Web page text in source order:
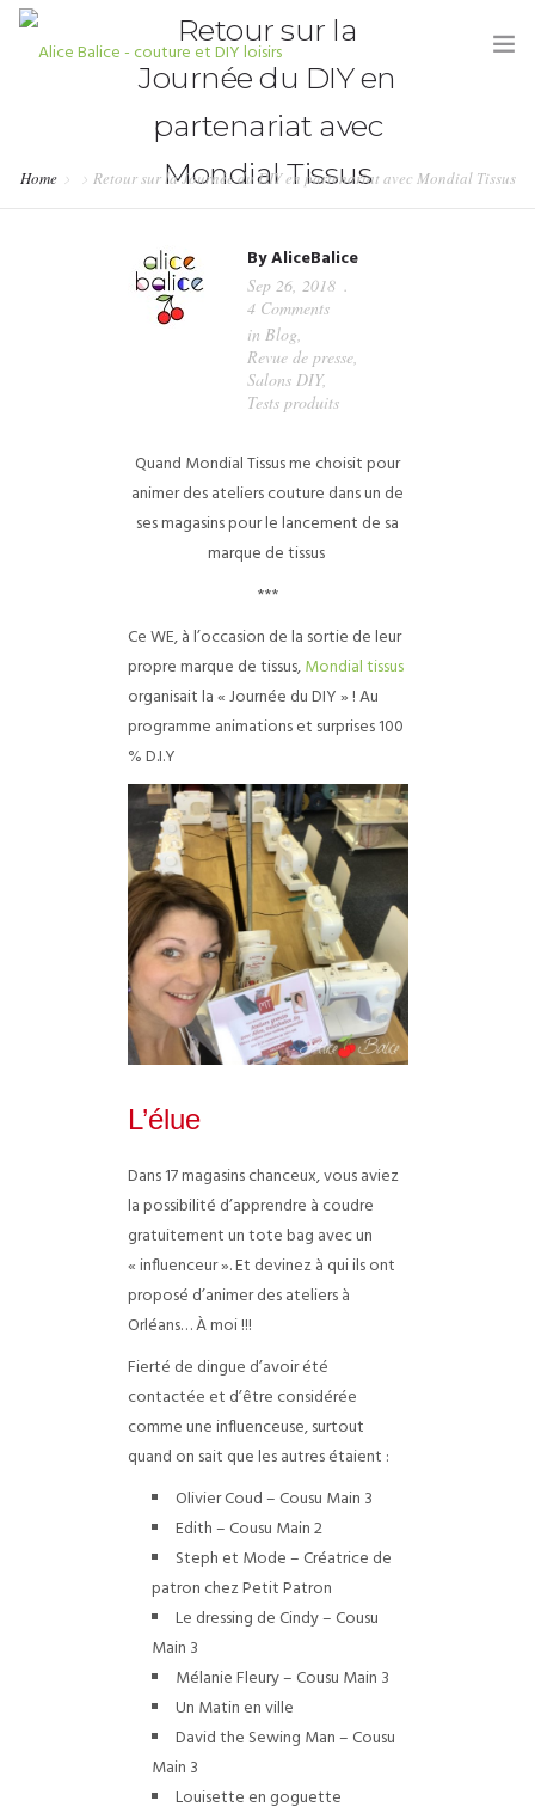
HOME
PARTENARIATS & PRESSE
Retour sur la
Journée du DIY en
partenariat avec
Mondial Tissus
Home Retour sur la Journée du DIY en partenariat avec Mondial Tissus
ByAliceBalice
Sep 26, 2018
4 Comments
in Blog,
Revue de presse,
Salons DIY,
Tests produits
Quand Mondial Tissus me choisit pour
animer des ateliers couture dans un de
ses magasins pour le lancement de sa
marque de tissus
***
Ce WE, à l’occasion de la sortie de leur
propre marque de tissus,Mondial tissus
organisait la « Journée du DIY » ! Au
programme animations et surprises 100
% D.I.Y
L’élue
Dans 17 magasins chanceux, vous aviez
la possibilité d’apprendre à coudre
gratuitement un tote bag avec un
« influenceur ». Et devinez à qui ils ont
proposé d’animer des ateliers à
Orléans… À moi !!!
Fierté de dingue d’avoir été
contactée et d’être considérée
comme une influenceuse, surtout
quand on sait que les autres étaient :
Olivier Coud – Cousu Main 3
Edith – Cousu Main 2
Steph et Mode – Créatrice de
patron chez Petit Patron
Le dressing de Cindy – Cousu
Main 3
Mélanie Fleury – Cousu Main 3
Un Matin en ville
David the Sewing Man – Cousu
Main 3
Louisette en goguette